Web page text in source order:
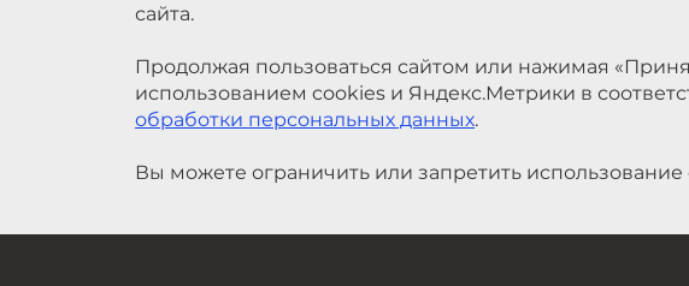
сайта.
Продолжая пользоваться сайтом или нажимая
использованием cookies и Яндекс.Метрики в
обработки персональных данных.
Вы можете ограничить или запретить использование